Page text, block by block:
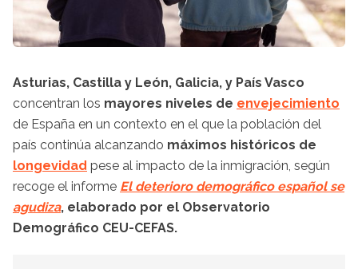
Asturias, Castilla y León, Galicia, y País Vasco
concentran los mayores niveles de envejecimiento
de España en un contexto en el que la población del
país continúa alcanzando máximos históricos de
longevidad pese al impacto de la inmigración, según
recoge el informe El deterioro demográfico español se
agudiza, elaborado por el Observatorio
Demográfico CEU-CEFAS.